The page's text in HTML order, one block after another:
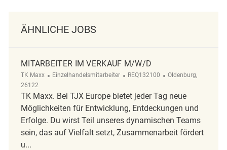
ÄHNLICHE JOBS
MITARBEITER IM VERKAUF M/W/D
TK Maxx Kategorie
Einzelhandelsmitarbeiter ReqId
REQ132100 Ort
Oldenburg,
26122
TK Maxx. Bei TJX Europe bietet jeder Tag neue
Möglichkeiten für Entwicklung, Entdeckungen und
Erfolge. Du wirst Teil unseres dynamischen Teams
sein, das auf Vielfalt setzt, Zusammenarbeit fördert
u...